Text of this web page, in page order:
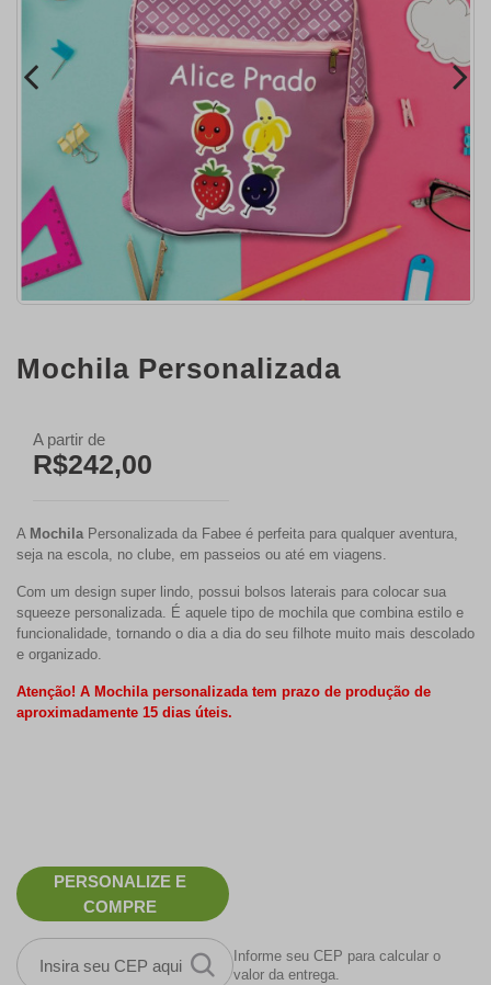
Mochila Personalizada
A partir de
R$242,00
A MochilaPersonalizada da Fabee é perfeita para qualquer aventura,
seja na escola, no clube, em passeios ou até em viagens.
Com um design super lindo, possui bolsos laterais para colocar sua
squeeze personalizada. É aquele tipo de mochila que combina estilo e
funcionalidade, tornando o dia a dia do seu filhote muito mais descolado
e organizado.
Atenção! A Mochila personalizada tem prazo de produção de
aproximadamente 15 dias úteis.
PERSONALIZE E
COMPRE
Informe seu CEP para calcular o
valor da entrega.